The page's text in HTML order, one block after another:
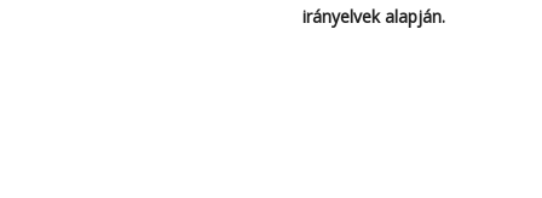
irányelvek alapján.